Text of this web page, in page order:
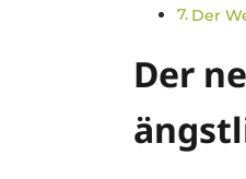
Der
Der